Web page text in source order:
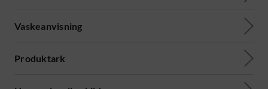
Vaskeanvisning
Produktark